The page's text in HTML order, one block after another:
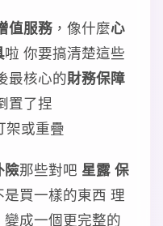
值服務 ，像什麼心
啦 你要搞清楚這些
最核心的財務保障
置了捏
架或重疊
險那些對吧 星露 保
是買一樣的東西 理
成一個更完整的